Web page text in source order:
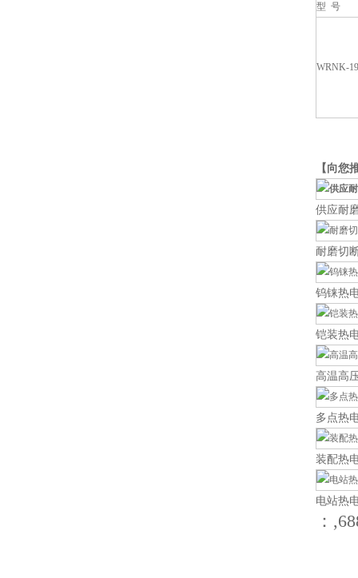
型 号
WRNK-
【向您
供应耐
耐磨切
钨铼热
铠装热
高温高
多点热
装配热
电站热
：